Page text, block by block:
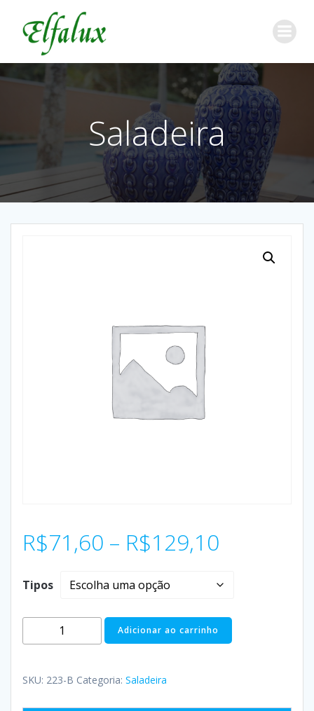
Saladeira
R$71,60 – R$129,10
Tipos
Adicionar ao carrinho
SKU: 223-B Categoria: Saladeira